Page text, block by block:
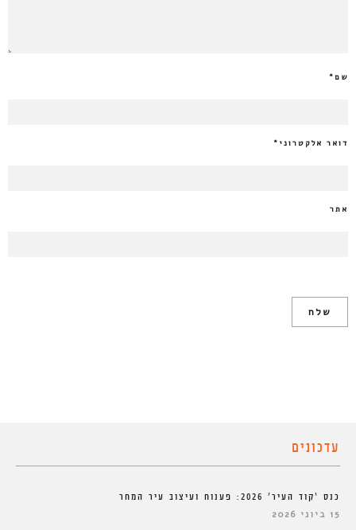
שם*
דואר אלקטרוני *
אתר
עדכונים
כנס ‘קוד העיר’ 2026: פענוח ועיצוב עיר המחר
15 ביוני 2026